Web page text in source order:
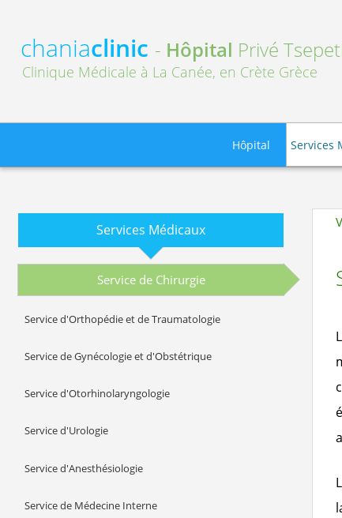
chaniaclinic - Hôpital Privé
Clinique Médicale à La Canée, en Crète Grèce
Hôpital Services
Services Médicaux
Service de Chirurgie
Service d'Orthopédie et de Traumatologie
Service de Gynécologie et d'Obstétrique
Service d'Otorhinolaryngologie
Service d'Urologie
Service d'Anesthésiologie
Service de Médecine Interne